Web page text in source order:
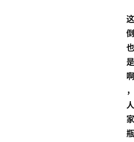
这
倒
也
是
啊
，
人
家
瓶